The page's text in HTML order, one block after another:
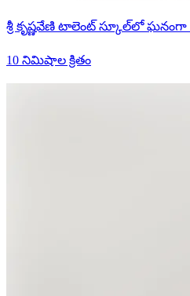
శ్రీ కృష్ణవేణి టాలెంట్ స్కూల్‌లో
10 నిమిషాల క్రితం